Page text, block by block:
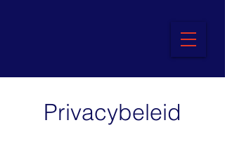
Privacybeleid